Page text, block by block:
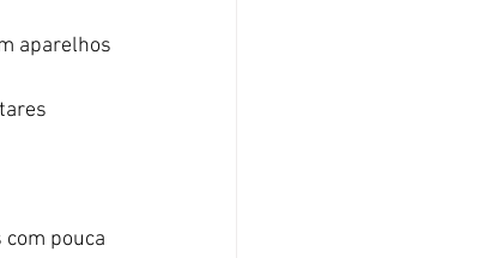
aparelhos
pouca